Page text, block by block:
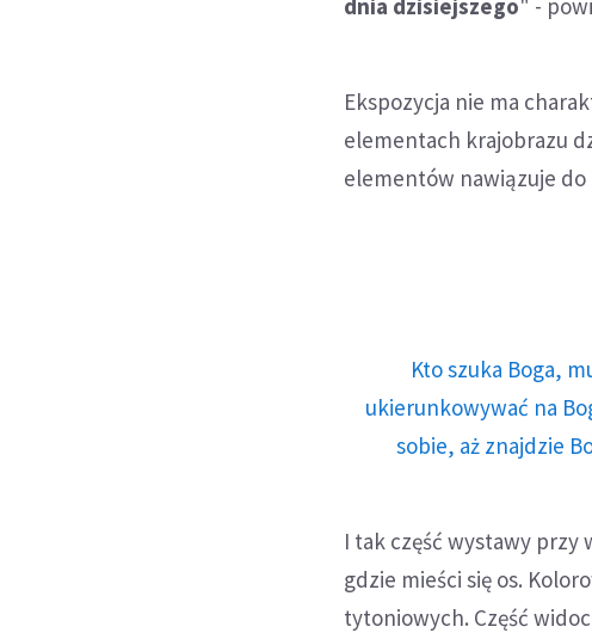
Ekspozycja nie ma
elementach krajobrazu
elementów nawiązuje do
Kto szuka Boga,
ukierunkowywać na
sobie, aż znajdzie
I tak część wystawy przy
gdzie mieści się os.
tytoniowych. Część